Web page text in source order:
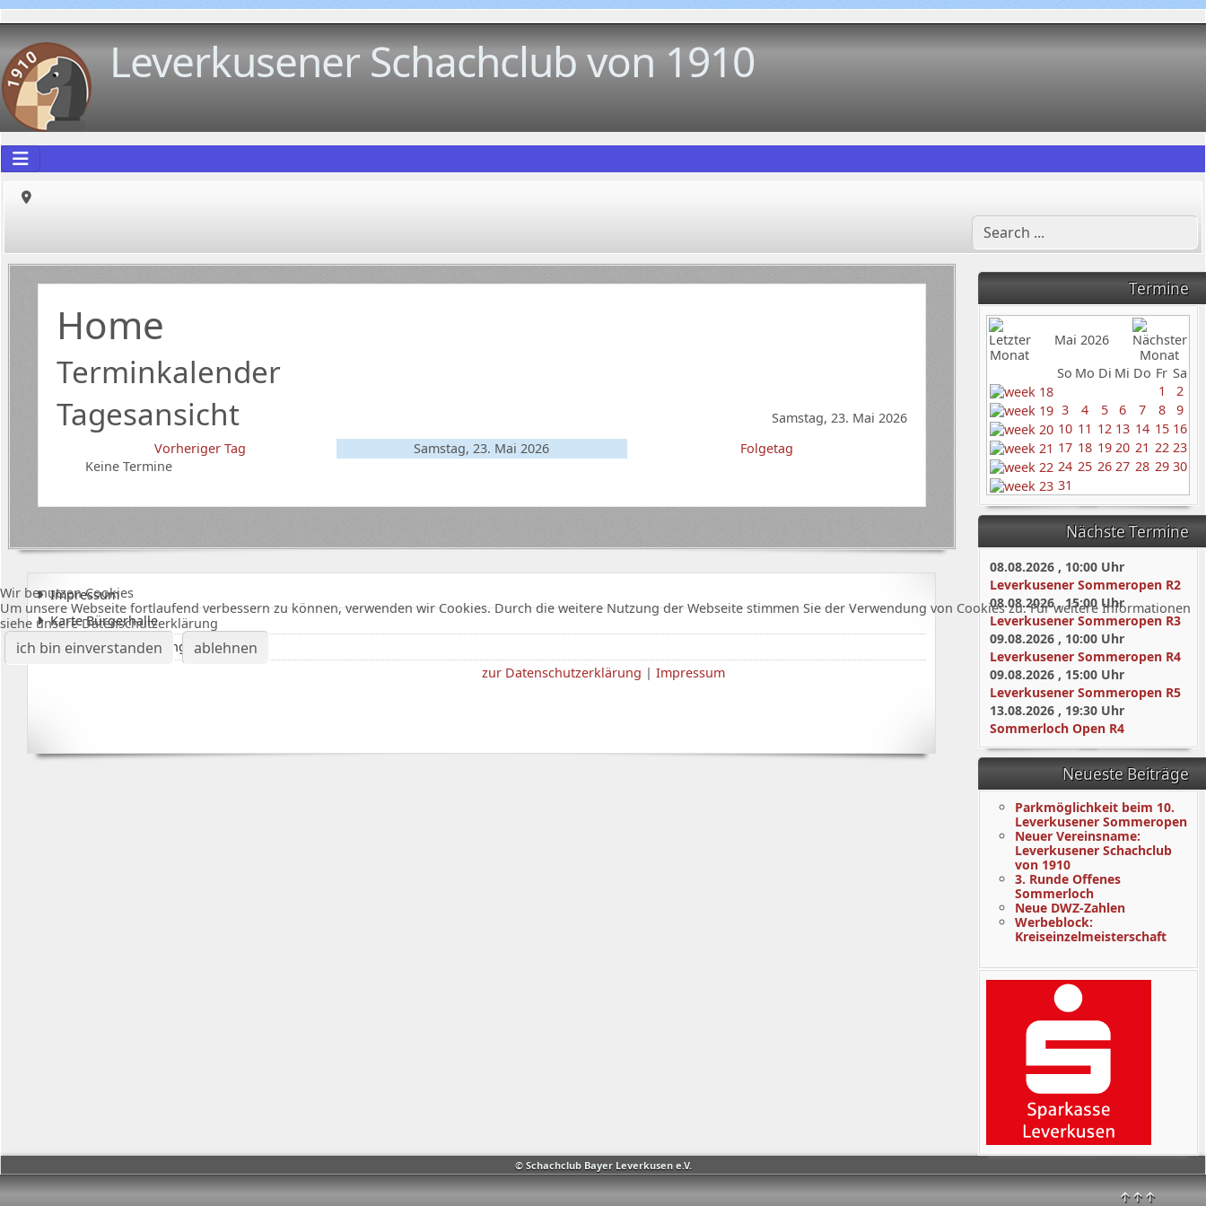
Leverkusener Schachclub von 1910
© Schachclub Bayer Leverkusen e.V.
↑↑↑
Termine
Mai 2026
So Mo Di Mi Do Fr Sa
1
2
3
4 5 6 7 8
9
10 11 12 13 14 15 16
17 18 19 20 21 22 23
24 25 26 27 28 29 30
31
Nächste Termine
08.08.2026, 10:00Uhr
Leverkusener Sommeropen R2
08.08.2026,15:00Uhr
Leverkusener Sommeropen R3
09.08.2026, 10:00Uhr
Leverkusener Sommeropen R4
09.08.2026, 15:00Uhr
Leverkusener Sommeropen R5
13.08.2026, 19:30Uhr
Sommerloch Open R4
Neueste Beiträge
Parkmöglichkeit beim 10.
Leverkusener Sommeropen
Neuer Vereinsname:
Leverkusener Schachclub
von 1910
3. Runde Offenes
Sommerloch
Neue DWZ-Zahlen
Werbeblock:
Kreiseinzelmeisterschaft
Home
Terminkalender
Tagesansicht
Samstag, 23. Mai 2026
Vorheriger Tag
Samstag, 23. Mai 2026
Folgetag
Keine Termine
Impressum
Karte Bürgerhalle
Datenschutzerklärung
Wir benutzen Cookies
Um unsere Webseite fortlaufend verbessern zu können, verwenden wir Cookies. Durch die weitere Nutzung der Webseite stimmen Sie der Verwendung von Cookies zu. Für weitere Informationen
siehe unsere Datenschutzerklärung
ich bin einverstanden ablehnen
zur Datenschutzerklärung | Impressum